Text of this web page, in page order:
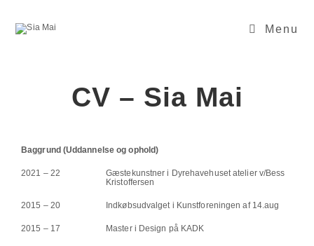
Menu
CV – Sia Mai
Baggrund (Uddannelse og ophold)
2021 – 22
Gæstekunstner i Dyrehavehuset atelier v/Bess
Kristoffersen
2015 – 20 Indkøbsudvalget i Kunstforeningen af 14.aug
2015 – 17 Master i Design på KADK